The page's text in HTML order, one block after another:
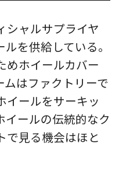
シャルサプライヤ
を供給している。
めホイールカバー
はファクトリーで
イールをサーキッ
イールの伝統的なク
で見る機会はほと